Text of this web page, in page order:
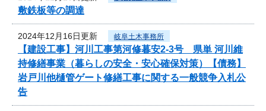
敷鉄板等の調達
2024年12月16日更新 岐阜土木事務所
【建設工事】河川工事第河修暮安2-3号 県単 河川維
持修繕事業（暮らしの安全・安心確保対策）【債務】
岩戸川他樋管ゲート修繕工事に関する一般競争入札公
告